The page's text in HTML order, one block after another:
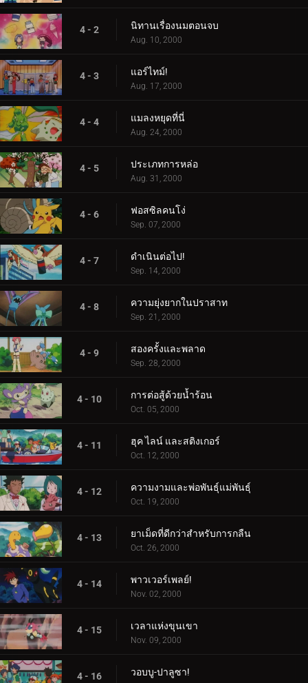
4 - 2 นิทานเรื่องนมตอนจบ
Aug. 10, 2000
4 - 3 แอร์ไทม์!
Aug. 17, 2000
4 - 4 แมลงหยุดที่นี่
Aug. 24, 2000
4 - 5 ประเภทการหล่อ
Aug. 31, 2000
4 - 6 ฟอสซิลคนโง่
Sep. 07, 2000
4 - 7 ดำเนินต่อไป!
Sep. 14, 2000
4 - 8 ความยุ่งยากในปราสาท
Sep. 21, 2000
4 - 9 สองครั้งและพลาด
Sep. 28, 2000
4 - 10 การต่อสู้ด้วยน้ำร้อน
Oct. 05, 2000
4 - 11 ฮุค ไลน์ และสติงเกอร์
Oct. 12, 2000
4 - 12 ความงามและพ่อพันธุ์แม่พันธุ์
Oct. 19, 2000
4 - 13 ยาเม็ดที่ดีกว่าสำหรับการกลืน
Oct. 26, 2000
4 - 14 พาวเวอร์เพลย์!
Nov. 02, 2000
4 - 15 เวลาแห่งขุนเขา
Nov. 09, 2000
4 - 16 วอบบู-ปาลูซา!